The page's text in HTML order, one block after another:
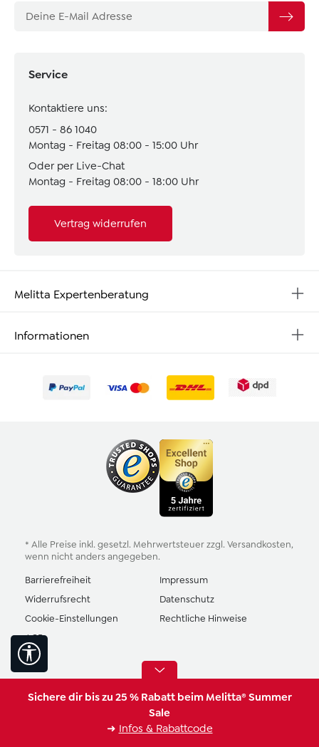
Service
Kontaktiere uns:
0571 - 86 1040
Montag - Freitag 08:00 - 15:00 Uhr
Oder per Live-Chat
Montag - Freitag 08:00 - 18:00 Uhr
Vertrag widerrufen
Melitta Expertenberatung
Informationen
* Alle Preise inkl. gesetzl. Mehrwertsteuer zzgl. Versandkosten,
wenn nicht anders angegeben.
Barrierefreiheit
Impressum
Widerrufsrecht
Datenschutz
Cookie-Einstellungen
Rechtliche Hinweise
AGB
Werkzeugleiste anzeigen
Sichere dir bis zu 25 % Rabatt beim Melitta® Summer
Sale
➜ Infos & Rabattcode